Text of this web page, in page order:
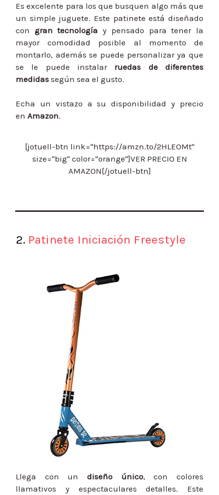
Es excelente para los que busquen algo más que
un simple juguete. Este patinete está diseñado
con gran tecnologíay pensado para tener la
mayor comodidad posible al momento de
montarlo, además se puede personalizar ya que
se le puede instalar ruedas de diferentes
medidas según sea el gusto.
Echa un vistazo a su disponibilidad y precio
en Amazon.
[jotuell-btn link="https://amzn.to/2HLEOMt"
size="big" color="orange"]VER PRECIO EN
AMAZON[/jotuell-btn]
2. Patinete Iniciación Freestyle
Llega con un diseño único, con colores
llamativos y espectaculares detalles. Este